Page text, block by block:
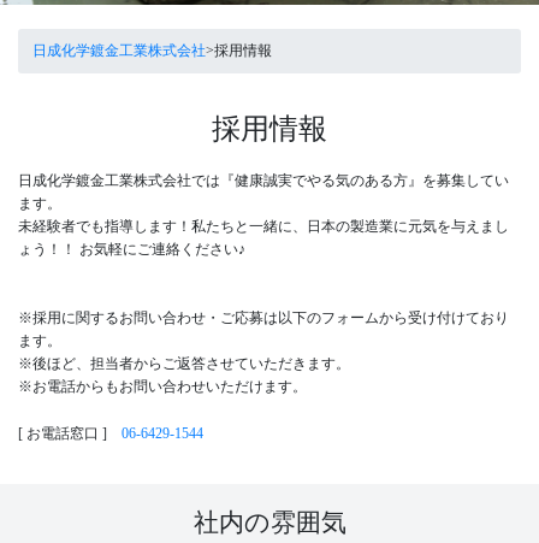
日成化学鍍金工業株式会社>採用情報
採用情報
日成化学鍍金工業株式会社では『健康誠実でやる気のある方』を募集してい
ます。
未経験者でも指導します！私たちと一緒に、日本の製造業に元気を与えまし
ょう！！ お気軽にご連絡ください♪
※採用に関するお問い合わせ・ご応募は以下のフォームから受け付けており
ます。
※後ほど、担当者からご返答させていただきます。
※お電話からもお問い合わせいただけます。
[ お電話窓口 ] 06-6429-1544
社内の雰囲気